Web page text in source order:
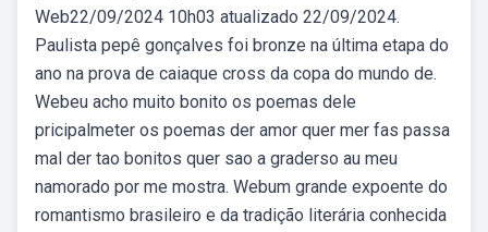
Web22/09/2024 10h03 atualizado 22/09/2024.
Paulista pepê gonçalves foi bronze na última etapa do
ano na prova de caiaque cross da copa do mundo de.
Webeu acho muito bonito os poemas dele
pricipalmeter os poemas der amor quer mer fas passa
mal der tao bonitos quer sao a graderso au meu
namorado por me mostra. Webum grande expoente do
romantismo brasileiro e da tradição literária conhecida